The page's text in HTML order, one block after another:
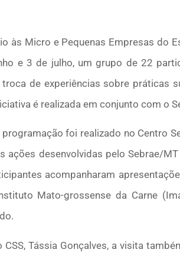
às Micro e Pequenas Empresas do
e 3 de julho, um grupo de 22
de experiências sobre práticas
é realizada em conjunto com o
foi realizado no Centro
ações desenvolvidas pelo Sebrae/
acompanharam
Mato-grossense da Carne
CSS, Tássia Gonçalves, a visita